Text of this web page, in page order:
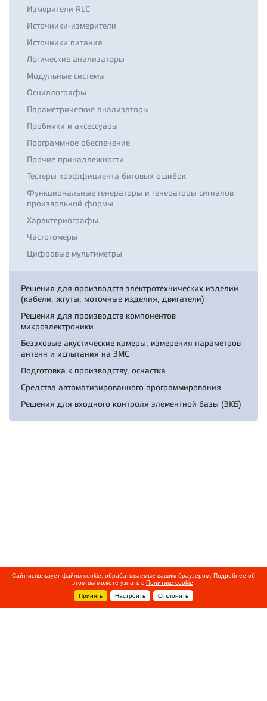
Измерители RLC
Источники-измерители
Источники питания
Логические анализаторы
Модульные системы
Осциллографы
Параметрические анализаторы
Пробники и аксессуары
Программное обеспечение
Прочие принадлежности
Тестеры коэффициента битовых ошибок
Функциональные генераторы и генераторы сигналов
произвольной формы
Характериографы
Частотомеры
Цифровые мультиметры
Решения для производств электротехнических изделий
(кабели, жгуты, моточные изделия, двигатели)
Решения для производств компонентов
микроэлектроники
Безэховые акустические камеры, измерения параметров
антенн и испытания на ЭМС
Подготовка к производству, оснастка
Средства автоматизированного программирования
Решения для входного контроля элементной базы (ЭКБ)
Сайт использует файлы cookie, обрабатываемые вашим браузером. Подробнее об
этом вы можете узнать в Политике cookie
Принять
Настроить Отклонить